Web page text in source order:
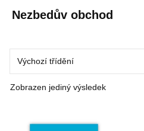
Přeskočit
Nezbedův obchod
Zobrazen jediný výsledek